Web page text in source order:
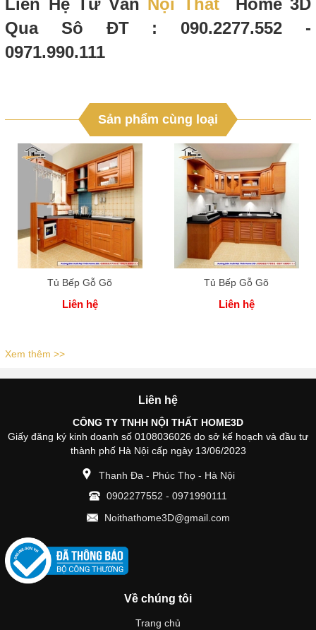
Liên Hệ Tư Vấn Nội ThấtHome 3D
Qua Sô ĐT : 090.2277.552 -
0971.990.111
Sản phẩm cùng loại
Tủ Bếp Gỗ Gõ
Liên hệ
Tủ Bếp Gỗ Gõ
Liên hệ
Xem thêm >>
Liên hệ
CÔNG TY TNHH NỘI THẤT HOME3D
Giấy đăng ký kinh doanh số 0108036026 do sở kế hoạch và đầu tư
thành phố Hà Nội cấp ngày 13/06/2023
Thanh Đa - Phúc Thọ - Hà Nội
0902277552 - 0971990111
Noithathome3D@gmail.com
Về chúng tôi
Trang chủ